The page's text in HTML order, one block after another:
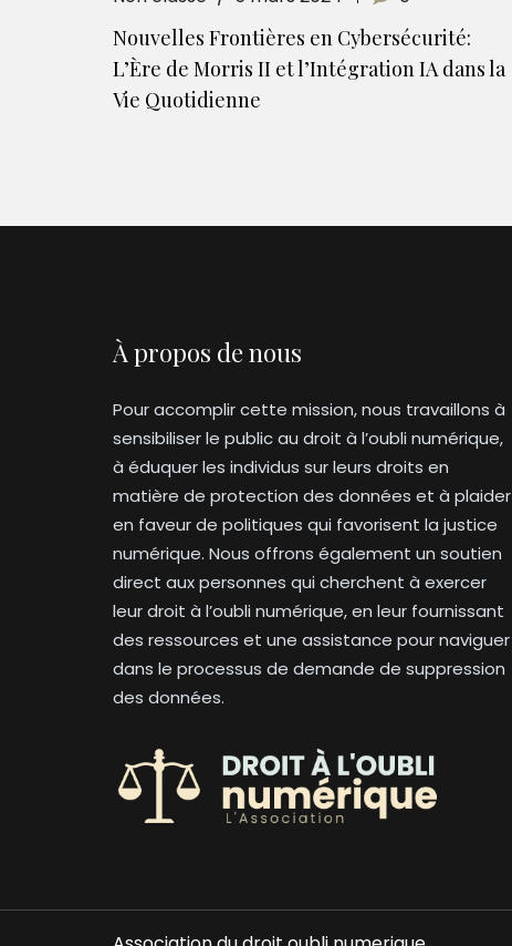
Nouvelles Frontières en Cybersécurité:
L’Ère de Morris II et l’Intégration IA dans la
Vie Quotidienne
À propos de nous
Pour accomplir cette mission, nous travaillons à
sensibiliser le public au droit à l’oubli numérique,
à éduquer les individus sur leurs droits en
matière de protection des données et à plaider
en faveur de politiques qui favorisent la justice
numérique. Nous offrons également un soutien
direct aux personnes qui cherchent à exercer
leur droit à l’oubli numérique, en leur fournissant
des ressources et une assistance pour naviguer
dans le processus de demande de suppression
des données.